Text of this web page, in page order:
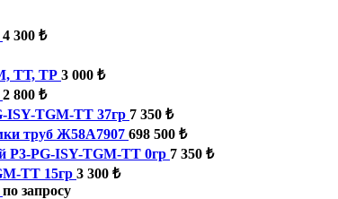
4 300 ₺
ТТ, ТР 3 000 ₺
2 800 ₺
ISY-TGM-ТТ 37гр 7 350 ₺
труб Ж58А7907 698 500 ₺
P3-PG-ISY-TGM-ТТ 0гр 7 350 ₺
ТТ 15гр 3 300 ₺
по запросу